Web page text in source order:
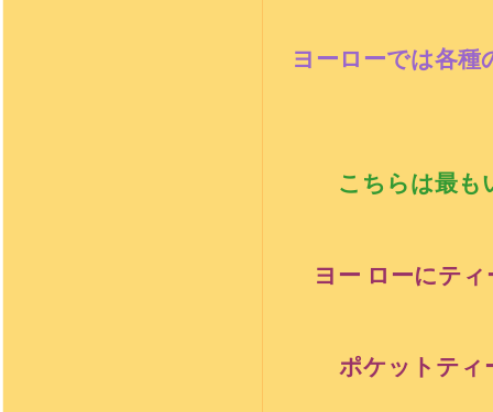
ヨーローでは各
こちらは最も
ヨー ローにテ
ポケットティ